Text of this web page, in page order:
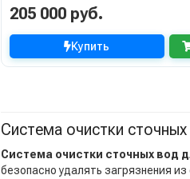
205 000 руб.
Купить
Система очистки
Система очистки сточных вод
безопасно удалять загрязнения